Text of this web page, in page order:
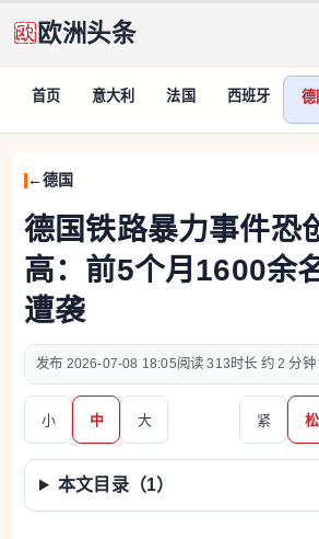
欧洲头条
首页 意大利 法国 西班牙 德
德国
德国铁路暴力事件恐
高：前5个月1600余
遭袭
2026-07-08 18:05 313 约 2 分钟
小 中 大 紧 松
本文目录（1）